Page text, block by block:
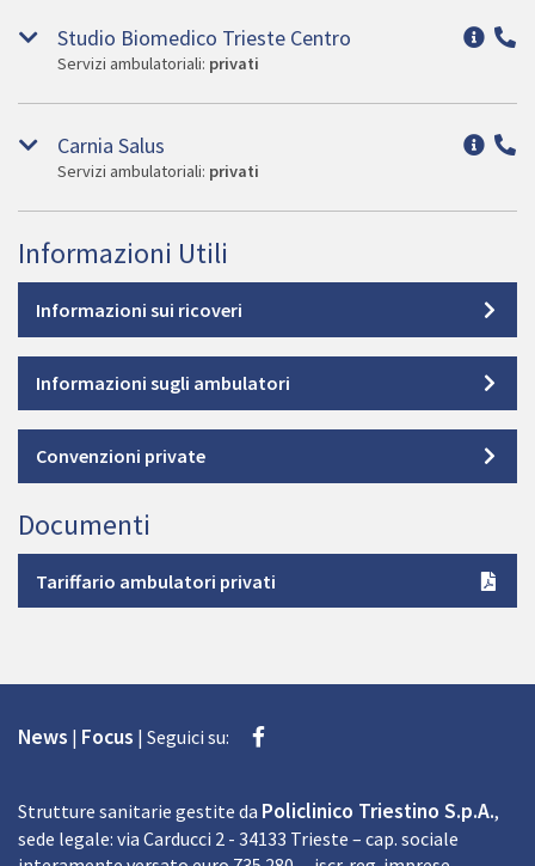
Studio Biomedico Trieste Centro
Servizi ambulatoriali: privati
Carnia Salus
Servizi ambulatoriali: privati
Informazioni Utili
Informazioni sui ricoveri
Informazioni sugli ambulatori
Convenzioni private
Documenti
Tariffario ambulatori privati
News | Focus | Seguici su: Facebook
Strutture sanitarie gestite da Policlinico Triestino S.p.A.,
sede legale: via Carducci 2 - 34133 Trieste – cap. sociale